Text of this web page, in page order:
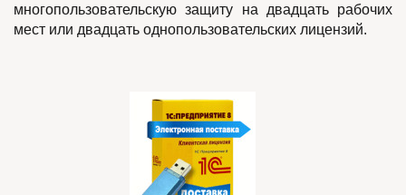
многопользовательскую защиту на двадцать рабочих
мест или двадцать однопользовательских лицензий.